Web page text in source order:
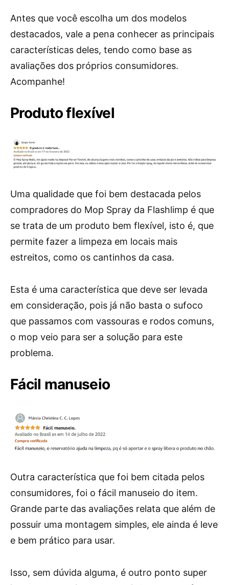
Antes que você escolha um dos modelos
destacados, vale a pena conhecer as principais
características deles, tendo como base as
avaliações dos próprios consumidores.
Acompanhe!
Produto flexível
Uma qualidade que foi bem destacada pelos
compradores do Mop Spray da Flashlimp é que
se trata de um produto bem flexível, isto é, que
permite fazer a limpeza em locais mais
estreitos, como os cantinhos da casa.
Esta é uma característica que deve ser levada
em consideração, pois já não basta o sufoco
que passamos com vassouras e rodos comuns,
o mop veio para ser a solução para este
problema.
Fácil manuseio
Outra característica que foi bem citada pelos
consumidores, foi o fácil manuseio do item.
Grande parte das avaliações relata que além de
possuir uma montagem simples, ele ainda é leve
e bem prático para usar.
Isso, sem dúvida alguma, é outro ponto super